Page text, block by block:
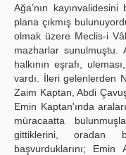
Ağa’nın
plana çıkmış
olmak üzere Meclis-i
mazharlar sunulmuştu.
halkının eşrafı,
vardı. İleri gelenlerden
Zaim Kaptan, Abdi
Emin Kaptan'ında
müracaatta
gittiklerini, oradan
başvurduklarını;